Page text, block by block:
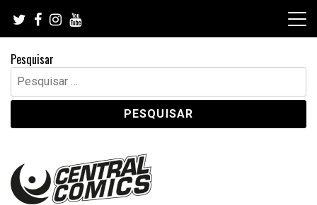
content
Pesquisar
Pesquisar
por: